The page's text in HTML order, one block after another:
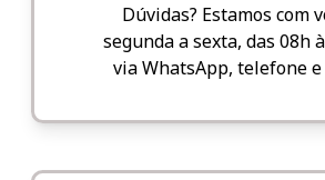
Dúvidas? Estamos com
segunda a sexta, das 08h
via WhatsApp, telefone